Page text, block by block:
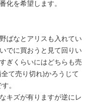
化を希望します。
ばなとアリスも入れてい
でに買おうと見て回りい
ぎくらいにはどちらも売
て売り切れ)かろうじて
。
キズが有りますが逆にレ